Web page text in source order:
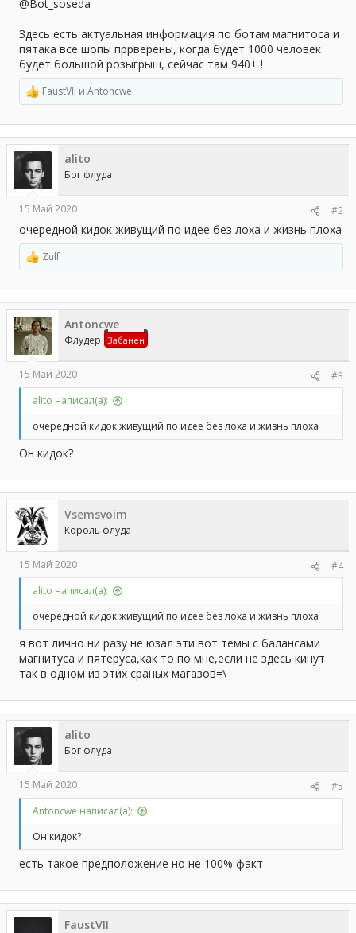
@Bot_soseda
Здесь есть актуальная информация по ботам магнитоса и
пятака все шопы пррверены, когда будет 1000 человек
будет большой розыгрыш, сейчас там 940+ !
Р
е
а
к
ц
и
и
FaustVII и Antoncwe
alito
Бог флуда
15 Май 2020 #2
очередной кидок живущий по идее без лоха и жизнь плоха
Р
е
а
к
ц
и
и
:
Zulf
Antoncwe
Флудер Забанен
15 Май 2020
#3
alito написал(а):
очередной кидок живущий по идее без лоха и жизнь плоха
Он кидок?
Vsemsvoim
Король флуда
15 Май 2020
#4
alito написал(а):
очередной кидок живущий по идее без лоха и жизнь плоха
я вот лично ни разу не юзал эти вот темы с балансами
магнитуса и пятеруса,как то по мне,если не здесь кинут
так в одном из этих сраных магазов=\
alito
Бог флуда
15 Май 2020
#5
Antoncwe написал(а):
Он кидок?
есть такое предположение но не 100% факт
FaustVII